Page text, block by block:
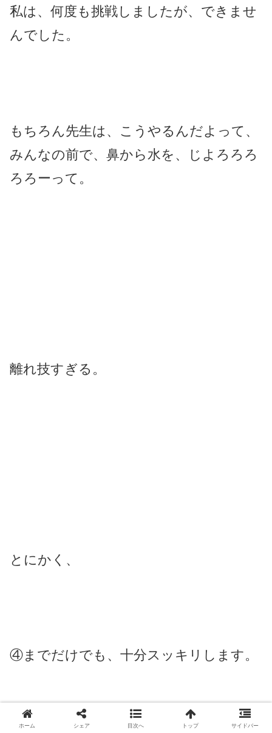
私は、何度も挑戦しましたが、できませ
んでした。
もちろん先生は、こうやるんだよって、
みんなの前で、鼻から水を、じよろろろ
ろろーって。
離れ技すぎる。
とにかく、
④までだけでも、十分スッキリします。
ホーム シェア 目次へ トップ サイドバー